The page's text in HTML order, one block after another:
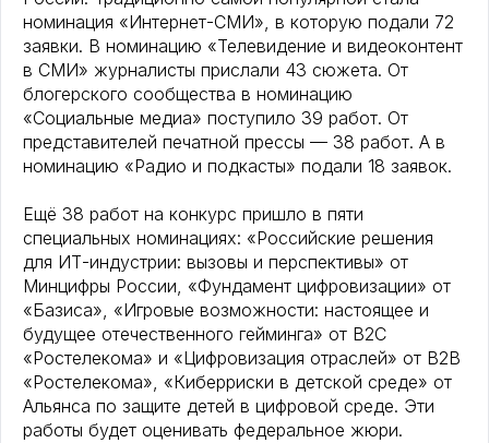
номинация «Интернет-СМИ», в которую подали 72
заявки. В номинацию «Телевидение и видеоконтент
в СМИ» журналисты прислали 43 сюжета. От
блогерского сообщества в номинацию
«Социальные медиа» поступило 39 работ. От
представителей печатной прессы — 38 работ. А в
номинацию «Радио и подкасты» подали 18 заявок.
Ещё 38 работ на конкурс пришло в пяти
специальных номинациях: «Российские решения
для ИТ-индустрии: вызовы и перспективы» от
Минцифры России, «Фундамент цифровизации» от
«Базиса», «Игровые возможности: настоящее и
будущее отечественного гейминга» от В2С
«Ростелекома» и «Цифровизация отраслей» от В2В
«Ростелекома», «Киберриски в детской среде» от
Альянса по защите детей в цифровой среде. Эти
работы будет оценивать федеральное жюри.